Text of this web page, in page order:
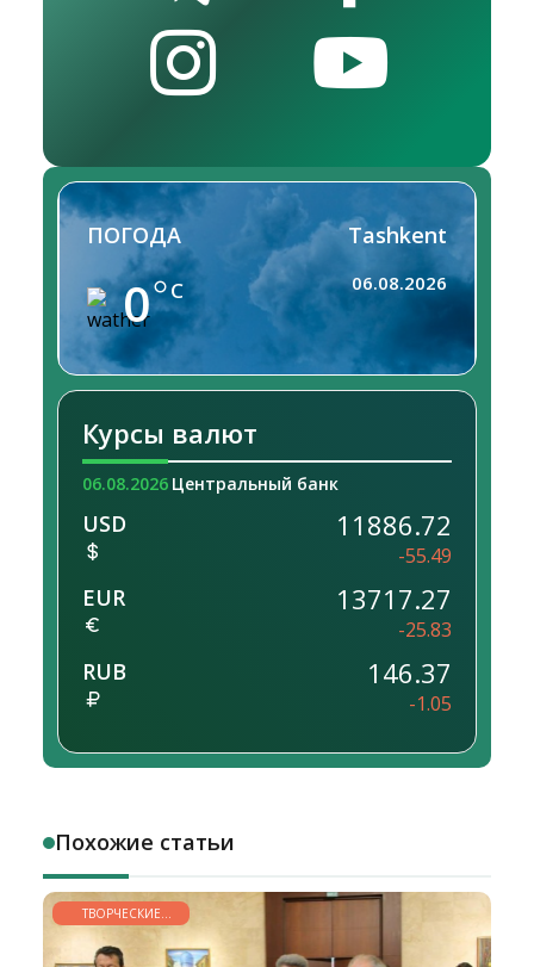
ПОГОДА
0 C
Tashkent
06.08.2026
Курсы валют
06.08.2026 Центральный банк
USD 11886.72
-55.49
EUR 13717.27
-25.83
RUB 146.37
-1.05
Похожие статьи
ТВОРЧЕСКИЕ
ГОРИЗОНТЫ